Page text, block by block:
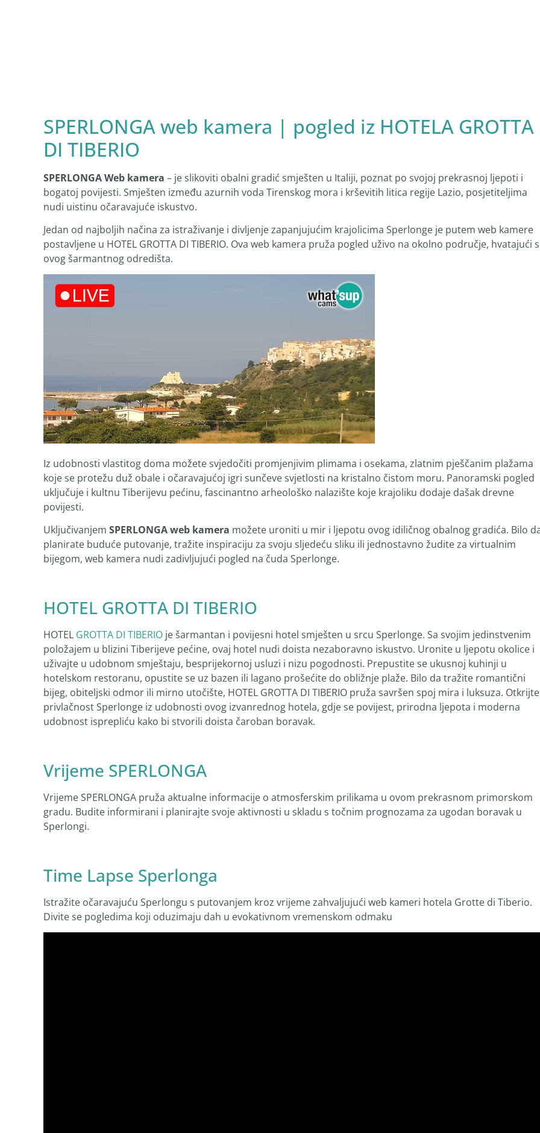
SPERLONGA web kamera | pogled iz HOTELA GROTTA
DI TIBERIO
SPERLONGA Web kamera – je slikoviti obalni gradić smješten u Italiji, poznat po svojoj prekrasnoj ljepoti i
bogatoj povijesti. Smješten između azurnih voda Tirenskog mora i krševitih litica regije Lazio, posjetiteljima
nudi uistinu očaravajuće iskustvo.
Jedan od najboljih načina za istraživanje i divljenje zapanjujućim krajolicima Sperlonge je putem web kamere
postavljene u HOTEL GROTTA DI TIBERIO. Ova web kamera pruža pogled uživo na okolno područje, hvatajući
ovog šarmantnog odredišta.
Iz udobnosti vlastitog doma možete svjedočiti promjenjivim plimama i osekama, zlatnim pješčanim plažama
koje se protežu duž obale i očaravajućoj igri sunčeve svjetlosti na kristalno čistom moru. Panoramski pogled
uključuje i kultnu Tiberijevu pećinu, fascinantno arheološko nalazište koje krajoliku dodaje dašak drevne
povijesti.
Uključivanjem SPERLONGA web kamera možete uroniti u mir i ljepotu ovog idiličnog obalnog gradića. Bilo
planirate buduće putovanje, tražite inspiraciju za svoju sljedeću sliku ili jednostavno žudite za virtualnim
bijegom, web kamera nudi zadivljujući pogled na čuda Sperlonge.
HOTEL GROTTA DI TIBERIO
HOTEL GROTTA DI TIBERIO je šarmantan i povijesni hotel smješten u srcu Sperlonge. Sa svojim jedinstvenim
položajem u blizini Tiberijeve pećine, ovaj hotel nudi doista nezaboravno iskustvo. Uronite u ljepotu okolice i
uživajte u udobnom smještaju, besprijekornoj usluzi i nizu pogodnosti. Prepustite se ukusnoj kuhinji u
hotelskom restoranu, opustite se uz bazen ili lagano prošećite do obližnje plaže. Bilo da tražite romantični
bijeg, obiteljski odmor ili mirno utočište, HOTEL GROTTA DI TIBERIO pruža savršen spoj mira i luksuza. Otkrijte
privlačnost Sperlonge iz udobnosti ovog izvanrednog hotela, gdje se povijest, prirodna ljepota i moderna
udobnost isprepliću kako bi stvorili doista čaroban boravak.
Vrijeme SPERLONGA
Vrijeme SPERLONGA pruža aktualne informacije o atmosferskim prilikama u ovom prekrasnom primorskom
gradu. Budite informirani i planirajte svoje aktivnosti u skladu s točnim prognozama za ugodan boravak u
Sperlongi.
Time Lapse Sperlonga
Istražite očaravajuću Sperlongu s putovanjem kroz vrijeme zahvaljujući web kameri hotela Grotte di Tiberio.
Divite se pogledima koji oduzimaju dah u evokativnom vremenskom odmaku